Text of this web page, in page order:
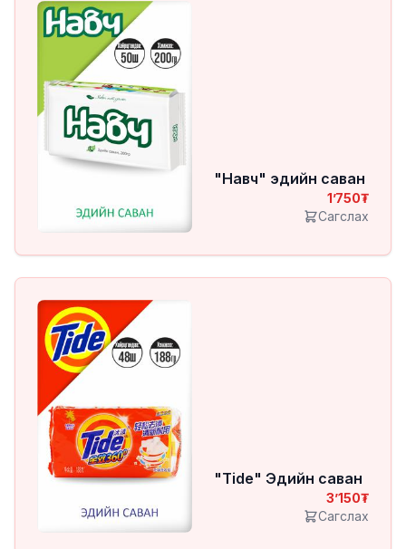
"Навч" эдийн саван
1’750
Сагслах
"Tide" Эдийн саван
3’150
Сагслах